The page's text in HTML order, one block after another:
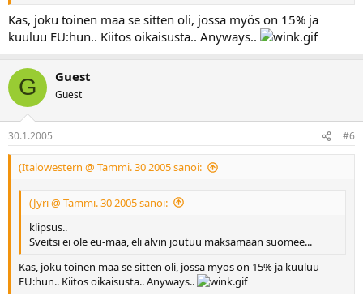
Kas, joku toinen maa se sitten oli, jossa myös on 15% ja
kuuluu EU:hun.. Kiitos oikaisusta.. Anyways..
G Guest
Guest
30.1.2005 #6
(Italowestern @ Tammi. 30 2005 sanoi:
(Jyri @ Tammi. 30 2005 sanoi:
klipsus..
Sveitsi ei ole eu-maa, eli alvin joutuu maksamaan suomee...
Kas, joku toinen maa se sitten oli, jossa myös on 15% ja kuuluu
EU:hun.. Kiitos oikaisusta.. Anyways..